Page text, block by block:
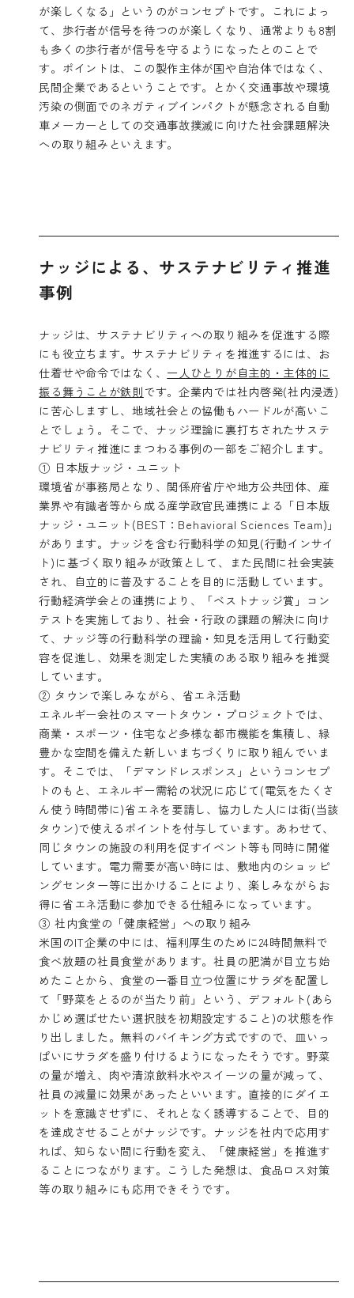
が楽しくなる」というのがコンセプトです。これによっ
て、歩行者が信号を待つのが楽しくなり、通常よりも8割
も多くの歩行者が信号を守るようになったとのことで
す。ポイントは、この製作主体が国や自治体ではなく、
民間企業であるということです。とかく交通事故や環境
汚染の側面でのネガティブインパクトが懸念される自動
車メーカーとしての交通事故撲滅に向けた社会課題解決
への取り組みといえます。
ナッジによる、サステナビリティ推進
事例
ナッジは、サステナビリティへの取り組みを促進する際
にも役立ちます。サステナビリティを推進するには、お
仕着せや命令ではなく、 一人ひとりが自主的・主体的に
振る舞うことが鉄則です。企業内では社内啓発(社内浸透)
に苦心しますし、地域社会との協働もハードルが高いこ
とでしょう。そこで、ナッジ理論に裏打ちされたサステ
ナビリティ推進にまつわる事例の一部をご紹介します。
① 日本版ナッジ・ユニット
環境省が事務局となり、関係府省庁や地方公共団体、産
業界や有識者等から成る産学政官民連携による「日本版
ナッジ・ユニット(BEST：Behavioral Sciences Team)」
があります。ナッジを含む行動科学の知見(行動インサイ
ト)に基づく取り組みが政策として、また民間に社会実装
され、自立的に普及することを目的に活動しています。
行動経済学会との連携により、「ベストナッジ賞」コン
テストを実施しており、社会・行政の課題の解決に向け
て、ナッジ等の行動科学の理論・知見を活用して行動変
容を促進し、効果を測定した実績のある取り組みを推奨
しています。
② タウンで楽しみながら、省エネ活動
エネルギー会社のスマートタウン・プロジェクトでは、
商業・スポーツ・住宅など多様な都市機能を集積し、緑
豊かな空間を備えた新しいまちづくりに取り組んでいま
す。そこでは、「デマンドレスポンス」というコンセプ
トのもと、エネルギー需給の状況に応じて(電気をたくさ
ん使う時間帯に)省エネを要請し、協力した人には街(当該
タウン)で使えるポイントを付与しています。あわせて、
同じタウンの施設の利用を促すイベント等も同時に開催
しています。電力需要が高い時には、敷地内のショッピ
ングセンター等に出かけることにより、楽しみながらお
得に省エネ活動に参加できる仕組みになっています。
③ 社内食堂の「健康経営」への取り組み
米国のIT企業の中には、福利厚生のために24時間無料で
食べ放題の社員食堂があります。社員の肥満が目立ち始
めたことから、食堂の一番目立つ位置にサラダを配置し
て「野菜をとるのが当たり前」という、デフォルト(あら
かじめ選ばせたい選択肢を初期設定すること)の状態を作
り出しました。無料のバイキング方式ですので、皿いっ
ぱいにサラダを盛り付けるようになったそうです。野菜
の量が増え、肉や清涼飲料水やスイーツの量が減って、
社員の減量に効果があったといいます。直接的にダイエ
ットを意識させずに、それとなく誘導することで、目的
を達成させることがナッジです。ナッジを社内で応用す
れば、知らない間に行動を変え、「健康経営」を推進す
ることにつながります。こうした発想は、食品ロス対策
等の取り組みにも応用できそうです。